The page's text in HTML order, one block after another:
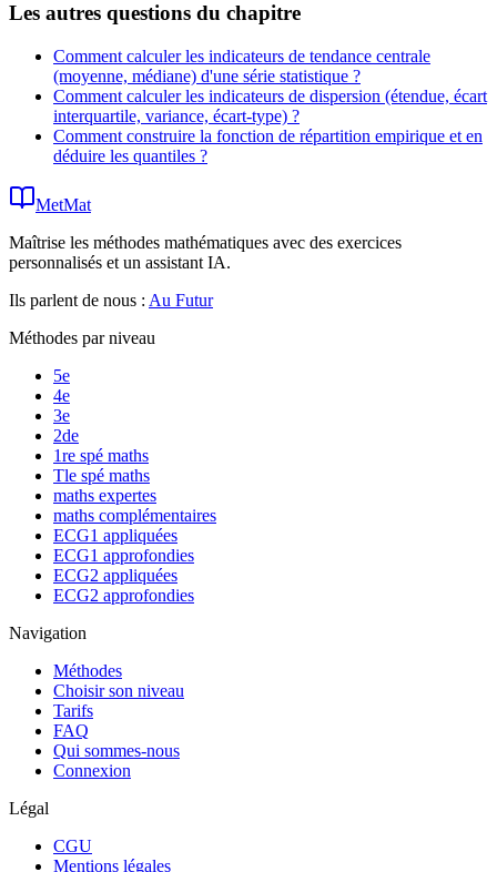
Les autres questions du chapitre
Comment calculer les indicateurs de tendance centrale
(moyenne, médiane) d'une série statistique ?
Comment calculer les indicateurs de dispersion (étendue, écart
interquartile, variance, écart-type) ?
Comment construire la fonction de répartition empirique et en
déduire les quantiles ?
MetMat
Maîtrise les méthodes mathématiques avec des exercices
personnalisés et un assistant IA.
Ils parlent de nous : Au Futur
Méthodes par niveau
5e
4e
3e
2de
1re spé maths
Tle spé maths
maths expertes
maths complémentaires
ECG1 appliquées
ECG1 approfondies
ECG2 appliquées
ECG2 approfondies
Navigation
Méthodes
Choisir son niveau
Tarifs
FAQ
Qui sommes-nous
Connexion
Légal
CGU
Mentions légales